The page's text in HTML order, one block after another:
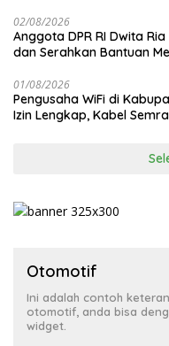
02/08/2026
Anggota DPR RI Dwita
dan Serahkan Bantuan
01/08/2026
Pengusaha WiFi di
Izin Lengkap, Kabel
Otomotif
Ini adalah contoh
otomotif, anda bisa
widget.